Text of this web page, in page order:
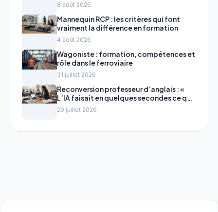
8 août 2026
Mannequin RCP : les critères qui font
vraiment la différence en formation
4 août 2026
Wagoniste : formation, compétences et
rôle dans le ferroviaire
31 juillet 2026
Reconversion professeur d’anglais : «
L’IA faisait en quelques secondes ce qui
me prenait des heures » le nouveau
métier de Mathilde, ancienne
29 juillet 2026